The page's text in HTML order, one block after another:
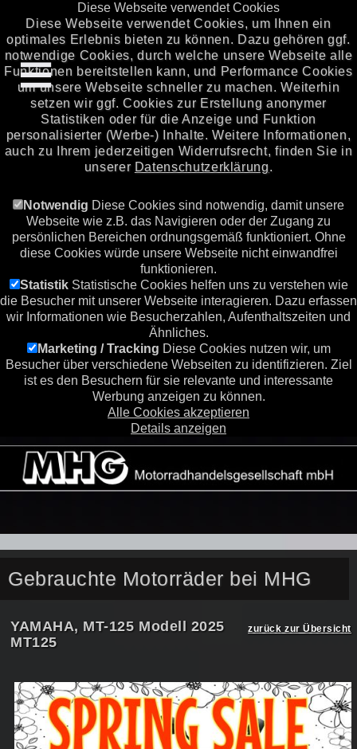
Diese Webseite verwendet Cookies
Diese Webseite verwendet Cookies, um Ihnen ein
optimales Erlebnis bieten zu können. Dazu gehören ggf.
notwendige Cookies, durch welche unsere Webseite alle
Funktionen bereitstellen kann, und Performance Cookies
um unsere Webseite schneller zu machen. Weiterhin
setzen wir ggf. Cookies zur Erstellung anonymer
Statistiken oder für die Anzeige und Funktion
personalisierter (Werbe-) Inhalte. Weitere Informationen,
auch zu Ihrem jederzeitigen Widerrufsrecht, finden Sie in
unserer Datenschutzerklärung.
Notwendig Diese Cookies sind notwendig, damit unsere
Webseite wie z.B. das Navigieren oder der Zugang zu
persönlichen Bereichen ordnungsgemäß funktioniert. Ohne
diese Cookies würde unsere Webseite nicht einwandfrei
funktionieren.
StatistikStatistische Cookies helfen uns zu verstehen wie
die Besucher mit unserer Webseite interagieren. Dazu erfassen
wir Informationen wie Besucherzahlen, Aufenthaltszeiten und
Ähnliches.
Marketing / Tracking Diese Cookies nutzen wir, um
Besucher über verschiedene Webseiten zu identifizieren. Ziel
ist es den Besuchern für sie relevante und interessante
Werbung anzeigen zu können.
Alle Cookies akzeptieren
Details anzeigen
Gebrauchte Motorräder bei MHG
zurück zur Übersicht
YAMAHA, MT-125 Modell 2025
MT125